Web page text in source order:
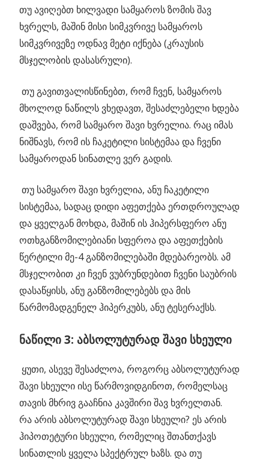
თუ ავიღებთ ხილვადი სამყაროს ზომის შავ
ხვრელს, მაშინ მისი სიმკვრივე სამყაროს
სიმკვრივეზე ოდნავ მეტი იქნება (კრაუსის
მსჯელობის დასასრული).
თუ გავითვალისწინებთ, რომ ჩვენ, სამყაროს
მხოლოდ ნაწილს ვხედავთ, შესაძლებელი ხდება
დაშვება, რომ სამყარო შავი ხვრელია. რაც იმას
ნიშნავს, რომ ის ჩაკეტილი სისტემაა და ჩვენი
სამყაროდან სინათლე ვერ გადის.
თუ სამყარო შავი ხვრელია, ანუ ჩაკეტილი
სისტემაა, სადაც დიდი აფეთქება ერთდროულად
და ყველგან მოხდა, მაშინ ის ჰიპერსფერო ანუ
ოთხგანზომილებიანი სფეროა და აფეთქების
წერტილი მე-4 განზომილებაში მდებარეობს. ამ
მსჯელობით კი ჩვენ ვუბრუნდებით ჩვენი საუბრის
დასაწყისს, ანუ განზომილებებს და მის
წარმომადგენელ ჰიპერკუბს, ანუ ტესერაქსს.
ნაწილი 3: აბსოლუტურად შავი სხეული
ყუთი, ასევე შესაძლოა, როგორც აბსოლუტურად
შავი სხეული ისე წარმოვიდგინოთ, რომელსაც
თავის მხრივ გააჩნია კავშირი შავ ხვრელთან.
რა არის აბსოლუტურად შავი სხეული? ეს არის
ჰიპოთეტური სხეული, რომელიც შთანთქავს
სინათლის ყველა სპექტრულ ხაზს. და თუ